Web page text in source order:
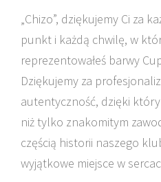
„Chizo”, dziękujemy Ci za
punkt i każdą chwilę, w
reprezentowałeś barwy
Dziękujemy za
autentyczność, dzięki
niż tylko znakomitym
częścią historii naszego
wyjątkowe miejsce w